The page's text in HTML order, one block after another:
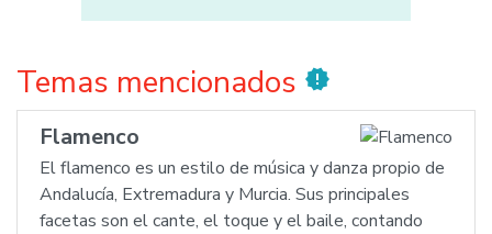
Temas mencionados new_releases
Flamenco
El flamenco es un estilo de música y danza propio de
Andalucía, Extremadura y Murcia. Sus principales
facetas son el cante, el toque y el baile, contando